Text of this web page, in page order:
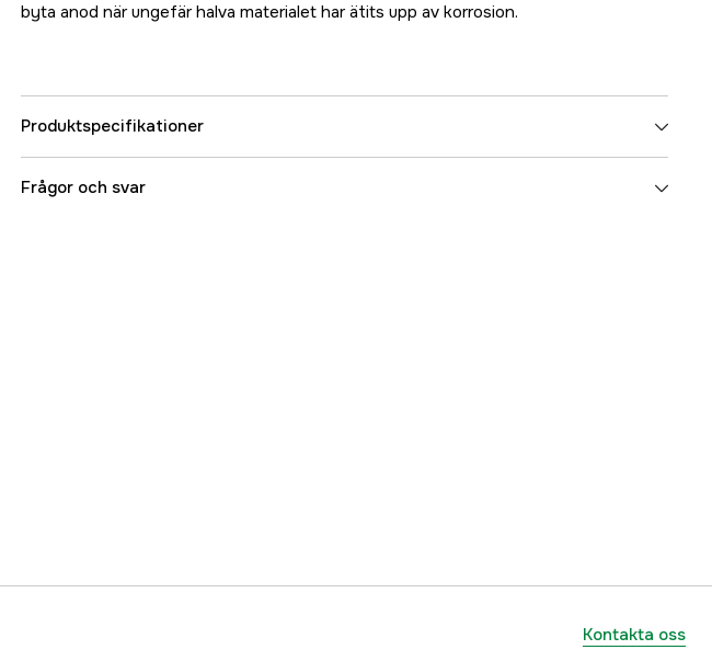
byta anod när ungefär halva materialet har ätits upp av korrosion.
Produktspecifikationer
Referensnummer
Frågor och svar
Kontakta oss